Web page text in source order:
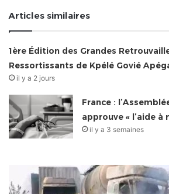
Articles similaires
1ère Édition des Grandes
Ressortissants de Kpélé Govié
il y a 2 jours
France :
approuve « l’aide à
il y a 3 semaines